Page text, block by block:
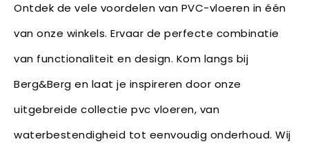
Ontdek de vele voordelen van PVC-vloeren in één
van onze winkels. Ervaar de perfecte combinatie
van functionaliteit en design. Kom langs bij
Berg&Berg en laat je inspireren door onze
uitgebreide collectie pvc vloeren, van
waterbestendigheid tot eenvoudig onderhoud. Wij